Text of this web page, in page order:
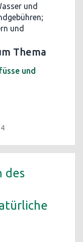
und
und
Thema
und
des